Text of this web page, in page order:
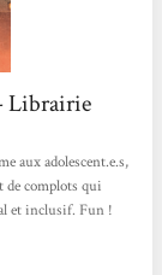
Librairie
aux adolescent.e.s,
de complots qui
et inclusif. Fun !